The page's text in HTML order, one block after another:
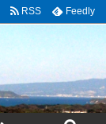
RSS Feedly